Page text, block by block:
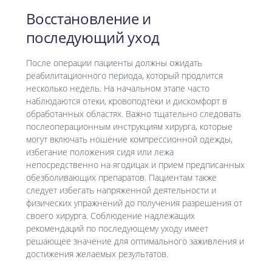
Восстановление и
последующий уход
После операции пациенты должны ожидать
реабилитационного периода, который продлится
несколько недель. На начальном этапе часто
наблюдаются отеки, кровоподтеки и дискомфорт в
обработанных областях. Важно тщательно следовать
послеоперационным инструкциям хирурга, которые
могут включать ношение компрессионной одежды,
избегание положения сидя или лежа
непосредственно на ягодицах и прием предписанных
обезболивающих препаратов. Пациентам также
следует избегать напряженной деятельности и
физических упражнений до получения разрешения от
своего хирурга. Соблюдение надлежащих
рекомендаций по последующему уходу имеет
решающее значение для оптимального заживления и
достижения желаемых результатов.